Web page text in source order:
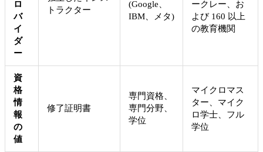
ロ
バ
イ
ダ
ー
トラクター
(Google、
IBM、メタ)
ークレー、お
よび 160 以上
の教育機関
資
格
情
報
の
値
修了証明書
専門資格、
専門分野、
学位
マイクロマス
ター、マイク
ロ学士、フル
学位